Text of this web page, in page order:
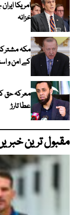
امریکا
خزانہ
مکہ
کے امن و
معرکہ حق
عطا تارڑ
مقبول ترین